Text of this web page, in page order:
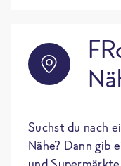
Suchst du nach
Nähe? Dann gib